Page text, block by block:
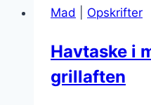
porre
Mad Opskrifter
Havtaske i
grillaften